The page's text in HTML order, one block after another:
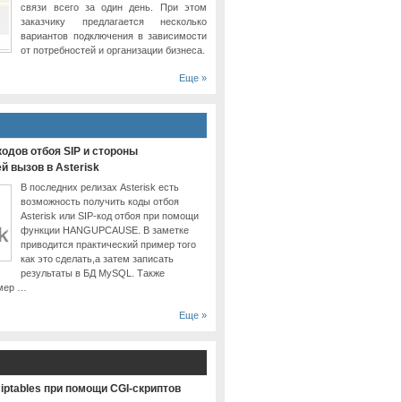
связи всего за один день. При этом
заказчику предлагается несколько
вариантов подключения в зависимости
от потребностей и организации бизнеса.
Еще »
отбоя SIP и стороны
вызов в Asterisk
В последних релизах Asterisk есть
возможность получить коды отбоя
Asterisk или SIP-код отбоя при помощи
функции HANGUPCAUSE. В заметке
приводится практический пример того
как это сделать,а затем записать
результаты в БД MySQL. Также
…
Еще »
при помощи CGI-скриптов